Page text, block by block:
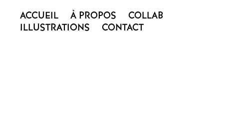
ACCUEIL À PROPOS
COLLAB
ILLUSTRATIONS
CONTACT